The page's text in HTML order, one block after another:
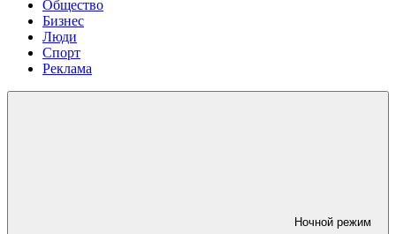
Общество
Бизнес
Люди
Спорт
Реклама
Ночной режим